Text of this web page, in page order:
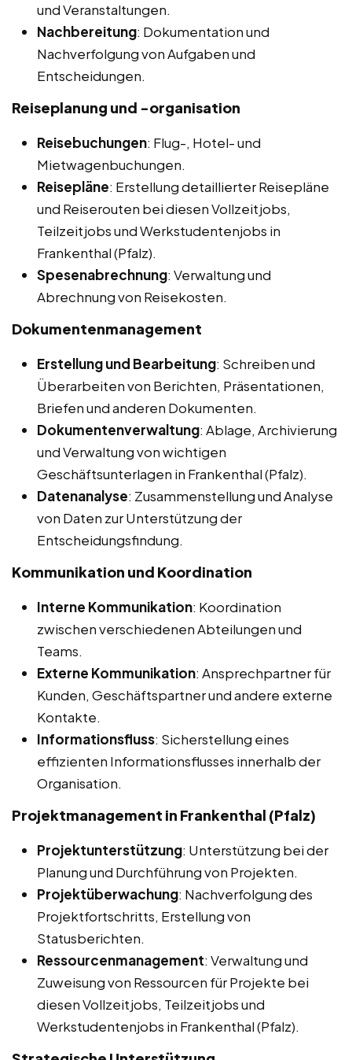
und Veranstaltungen.
Nachbereitung: Dokumentation und
Nachverfolgung von Aufgaben und
Entscheidungen.
Reiseplanung und -organisation
Reisebuchungen: Flug-, Hotel- und
Mietwagenbuchungen.
Reisepläne: Erstellung detaillierter Reisepläne
und Reiserouten bei diesen Vollzeitjobs,
Teilzeitjobs und Werkstudentenjobs in
Frankenthal (Pfalz).
Spesenabrechnung: Verwaltung und
Abrechnung von Reisekosten.
Dokumentenmanagement
Erstellung und Bearbeitung: Schreiben und
Überarbeiten von Berichten, Präsentationen,
Briefen und anderen Dokumenten.
Dokumentenverwaltung: Ablage, Archivierung
und Verwaltung von wichtigen
Geschäftsunterlagen in Frankenthal (Pfalz).
Datenanalyse: Zusammenstellung und Analyse
von Daten zur Unterstützung der
Entscheidungsfindung.
Kommunikation und Koordination
Interne Kommunikation: Koordination
zwischen verschiedenen Abteilungen und
Teams.
Externe Kommunikation: Ansprechpartner für
Kunden, Geschäftspartner und andere externe
Kontakte.
Informationsfluss: Sicherstellung eines
effizienten Informationsflusses innerhalb der
Organisation.
Projektmanagement in Frankenthal (Pfalz)
Projektunterstützung: Unterstützung bei der
Planung und Durchführung von Projekten.
Projektüberwachung: Nachverfolgung des
Projektfortschritts, Erstellung von
Statusberichten.
Ressourcenmanagement: Verwaltung und
Zuweisung von Ressourcen für Projekte bei
diesen Vollzeitjobs, Teilzeitjobs und
Werkstudentenjobs in Frankenthal (Pfalz).